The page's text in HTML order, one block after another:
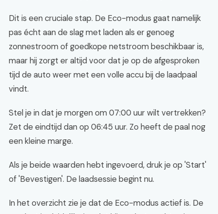
Dit is een cruciale stap. De Eco-modus gaat namelijk
pas écht aan de slag met laden als er genoeg
zonnestroom of goedkope netstroom beschikbaar is,
maar hij zorgt er altijd voor dat je op de afgesproken
tijd de auto weer met een volle accu bij de laadpaal
vindt.
Stel je in dat je morgen om 07:00 uur wilt vertrekken?
Zet de eindtijd dan op 06:45 uur. Zo heeft de paal nog
een kleine marge.
Als je beide waarden hebt ingevoerd, druk je op 'Start'
of 'Bevestigen'. De laadsessie begint nu.
In het overzicht zie je dat de Eco-modus actief is. De